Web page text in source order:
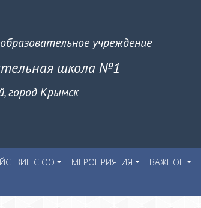
учреждение
школа №1
город Крымск
С ОО МЕРОПРИЯТИЯ ВАЖНОЕ